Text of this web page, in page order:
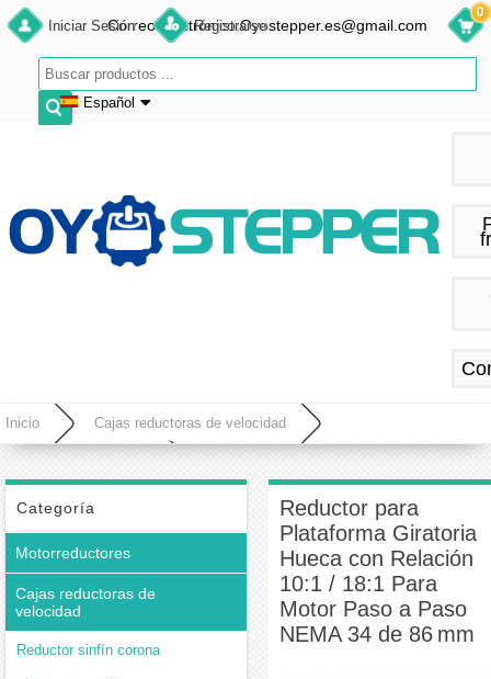
Iniciar Sesión Registrarse
Español
Français
Español
Correo electrónico:Oyostepper.es@gmail.com
0
Inicio Cajas reductoras de velocidad
Relación 10:1 / 18:1 Para Motor Paso a Paso NEMA 34 de 86 mm
Categoría
Motorreductores
Cajas reductoras de
velocidad
Reductor sinfín corona
Reductor para
Plataforma Giratoria
Hueca con Relación
10:1 / 18:1 Para
Motor Paso a Paso
NEMA 34 de 86 mm